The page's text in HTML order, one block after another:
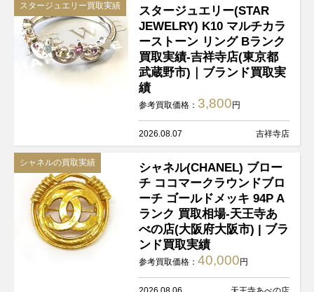
スタージュエリー買取実績
スタージュエリー(STAR
JEWELRY) K10 マルチカラ
ーストーン リング Bランク
買取実績-吉祥寺店(東京都
武蔵野市)｜ブランド買取実
績
参考買取価格： 3,800 円
2026.08.07 吉祥寺店
シャネルの買取実績
シャネル(CHANEL) ブロー
チ ココマークラウンドブロ
ーチ ゴールドメッキ 94P A
ランク 買取相場-天王寺あ
べの店(大阪府大阪市) | ブラ
ンド買取実績
参考買取価格：40,000 円